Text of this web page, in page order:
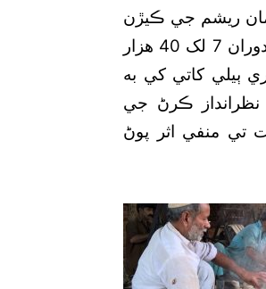
مان ريشم جي ڪيڙن
جا 37 هزار پيڪٽ گهرايا هئا ان جو مطلب اهو ٿيو ته هن هڪ سيزن دوران 7 لک 40 هزار
ٻيلي کاتي کي به
ڪرڻ جي
تي منفي اثر پوڻ